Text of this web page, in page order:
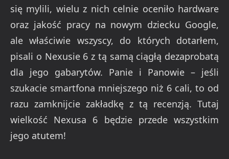
się mylili, wielu z nich celnie oceniło hardware
oraz jakość pracy na nowym dziecku Google,
ale właściwie wszyscy, do których dotarłem,
pisali o Nexusie 6 z tą samą ciągłą dezaprobatą
dla jego gabarytów. Panie i Panowie – jeśli
szukacie smartfona mniejszego niż 6 cali, to od
razu zamknijcie zakładkę z tą recenzją. Tutaj
wielkość Nexusa 6 będzie przede wszystkim
jego atutem!